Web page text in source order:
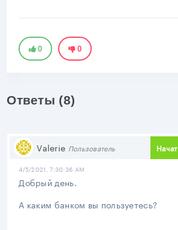
0 0
Ответы (8)
Valerie Пользователь Начат
4/5/2021, 7:30:36 AM
Добрый день.
А каким банком вы пользуетесь?